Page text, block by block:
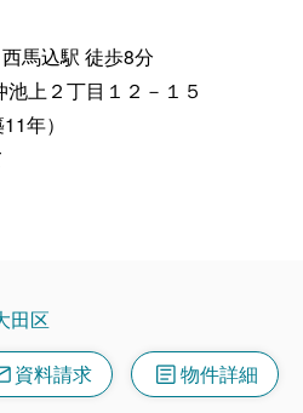
馬込駅 徒歩8分
上２丁目１２－１５
年）
田区
資料請求 article物件詳細